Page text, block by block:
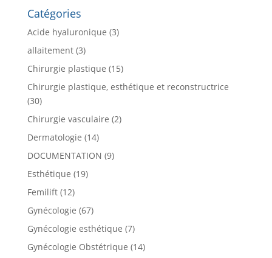
Catégories
Acide hyaluronique (3)
allaitement(3)
Chirurgie plastique (15)
Chirurgie plastique, esthétique et reconstructrice
(30)
Chirurgie vasculaire (2)
Dermatologie (14)
DOCUMENTATION (9)
Esthétique (19)
Femilift(12)
Gynécologie (67)
Gynécologie esthétique (7)
Gynécologie Obstétrique (14)